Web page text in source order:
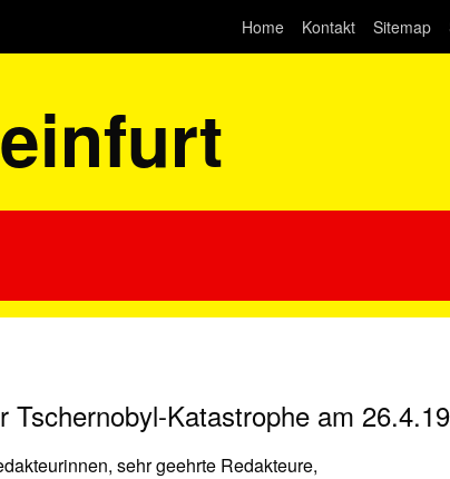
Home Kontakt Sitemap
Tschernobyl-Katastrophe am
sehr geehrte Redakteure,